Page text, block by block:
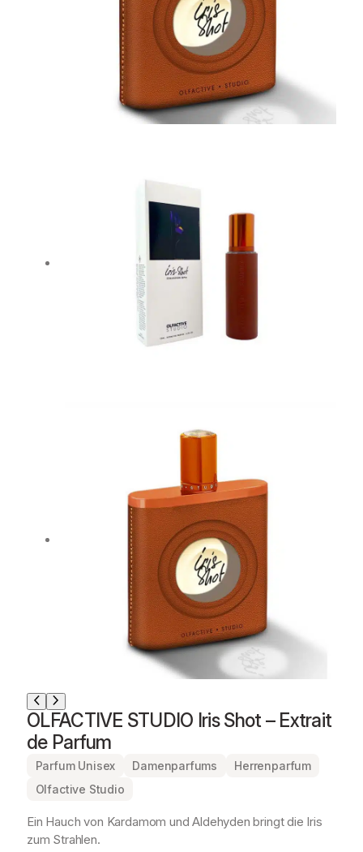
OLFACTIVE STUDIO Iris Shot – Extrait
de Parfum
Parfum Unisex Damenparfums
Herrenparfum
Olfactive Studio
Ein Hauch von Kardamom und Aldehyden bringt die Iris
zum Strahlen.